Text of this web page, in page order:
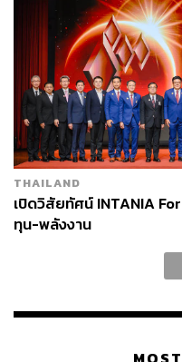
THAILAND
เปิดวิสัยทัศน์ INTANIA
ทุน-พลังงาน